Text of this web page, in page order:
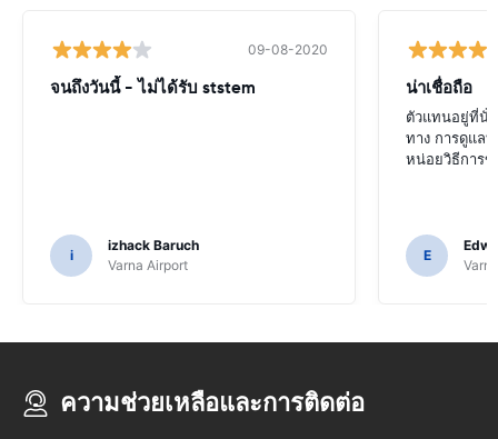
09-08-2020
จนถึงวันนี้ - ไม่ได้รับ ststem
i
izhack Baruch
Varna Airport
น่าเชื่อถือ
ตัวแทนอยู่ที่นั่น
ทาง การดูแล
หน่อยวิธีการ
E
ความช่วยเหลือและการติดต่อ